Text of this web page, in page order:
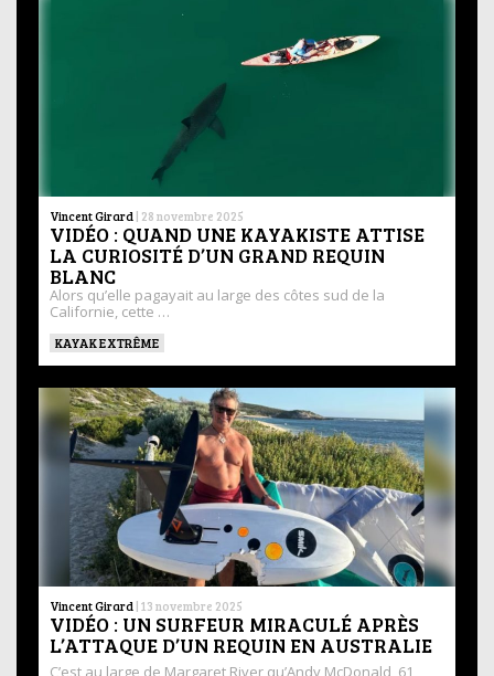
Vincent Girard | 28 novembre 2025
VIDÉO : QUAND UNE KAYAKISTE ATTISE
LA CURIOSITÉ D’UN GRAND REQUIN
BLANC
Alors qu’elle pagayait au large des côtes sud de la
Californie, cette …
KAYAK EXTRÊME
Vincent Girard | 13 novembre 2025
VIDÉO : UN SURFEUR MIRACULÉ APRÈS
L’ATTAQUE D’UN REQUIN EN AUSTRALIE
C’est au large de Margaret River qu’Andy McDonald, 61